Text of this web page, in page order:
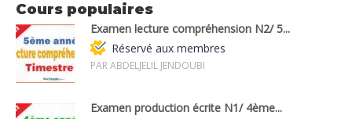
Cours populaires
Examen lecture compréhension N2/ 5...
Réservé aux membres
PAR ABDELJELIL JENDOUBI
Examen production écrite N1/ 4ème...